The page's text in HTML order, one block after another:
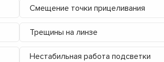
Смещение точки прицеливания
Трещины на линзе
Нестабильная работа подсветки